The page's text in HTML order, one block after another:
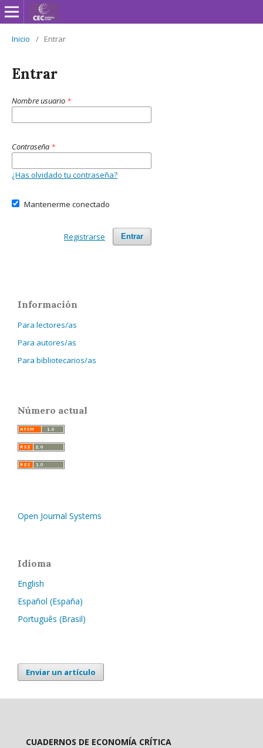
Inicio / Entrar
Entrar
Nombre usuario *
Contraseña *
¿Has olvidado tu contraseña?
Mantenerme conectado
Entrar
Registrarse
Información
Para lectores/as
Para autores/as
Para bibliotecarios/as
Número actual
Open Journal Systems
Idioma
English
Español (España)
Português (Brasil)
Enviar un artículo
CUADERNOS DE ECONOMÍA CRÍTICA